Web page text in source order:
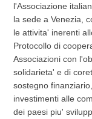
l'Associazione
la sede a Venezia,
le attivita' inerenti
Protocollo di
Associazioni con
solidarieta' e di
sostegno
investimenti alle
dei paesi piu'